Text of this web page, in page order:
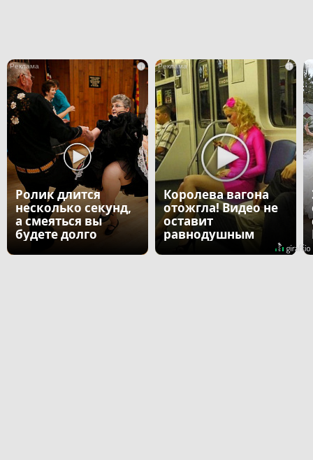
i
Ролик длится
несколько секунд,
а смеяться вы
будете долго
i
Королева вагона
отожгла! Видео не
оставит
равнодушным